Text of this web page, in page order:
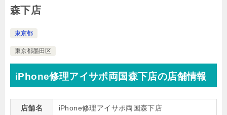
森下店
東京都
東京都墨田区
iPhone修理アイサポ両国森下店の店舗情報
店舗名 iPhone修理アイサポ両国森下店